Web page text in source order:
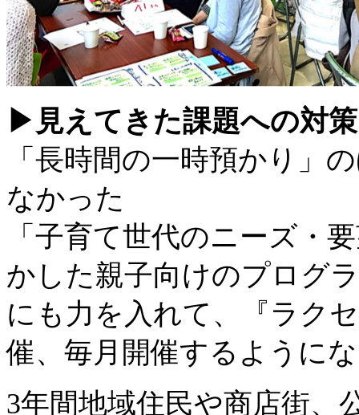
▶︎見えてきた課題への対
「長時間の一時預かり」
なかった
「子育て世代のニーズ・
かした親子向けのプログ
にも力を入れて、『ラク
催、毎月開催するように
3年間地域住民や商店街、